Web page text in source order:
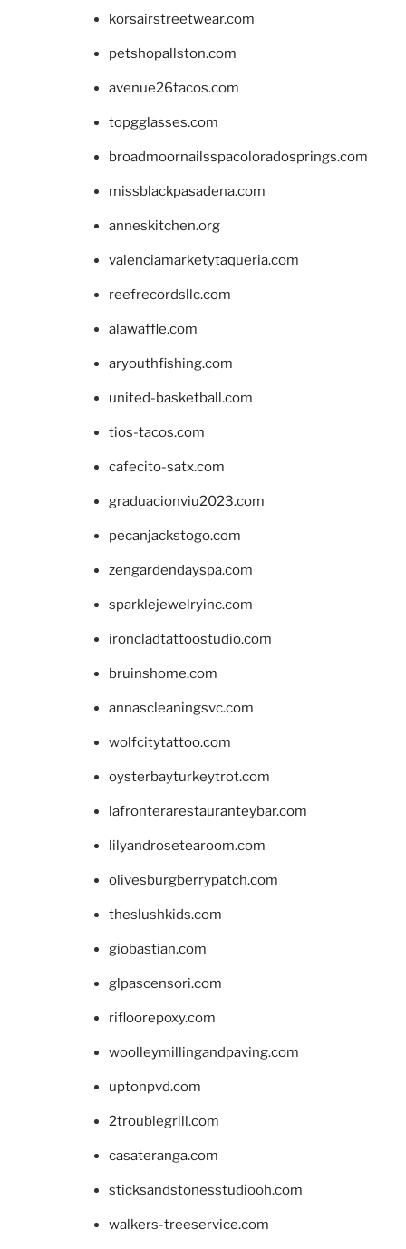
korsairstreetwear.com
petshopallston.com
avenue26tacos.com
topgglasses.com
broadmoornailsspacoloradosprings.com
missblackpasadena.com
anneskitchen.org
valenciamarketytaqueria.com
reefrecordsllc.com
alawaffle.com
aryouthfishing.com
united-basketball.com
tios-tacos.com
cafecito-satx.com
graduacionviu2023.com
pecanjackstogo.com
zengardendayspa.com
sparklejewelryinc.com
ironcladtattoostudio.com
bruinshome.com
annascleaningsvc.com
wolfcitytattoo.com
oysterbayturkeytrot.com
lafronterarestauranteybar.com
lilyandrosetearoom.com
olivesburgberrypatch.com
theslushkids.com
giobastian.com
glpascensori.com
rifloorepoxy.com
woolleymillingandpaving.com
uptonpvd.com
2troublegrill.com
casateranga.com
sticksandstonesstudiooh.com
walkers-treeservice.com